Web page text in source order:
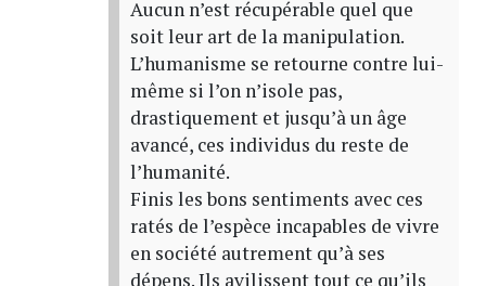
Aucun n’est récupérable quel que
soit leur art de la manipulation.
L’humanisme se retourne contre lui-
même si l’on n’isole pas,
drastiquement et jusqu’à un âge
avancé, ces individus du reste de
l’humanité.
Finis les bons sentiments avec ces
ratés de l’espèce incapables de vivre
en société autrement qu’à ses
dépens. Ils avilissent tout ce qu’ils